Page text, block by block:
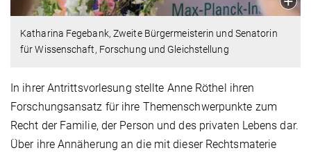
Katharina Fegebank, Zweite Bürgermeisterin und Senatorin
für Wissenschaft, Forschung und Gleichstellung
In ihrer Antrittsvorlesung stellte Anne Röthel ihren
Forschungsansatz für ihre Themenschwerpunkte zum
Recht der Familie, der Person und des privaten Lebens dar.
Über ihre Annäherung an die mit dieser Rechtsmaterie